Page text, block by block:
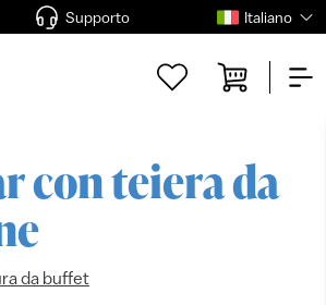
Supporto Italiano
con teiera da
da buffet